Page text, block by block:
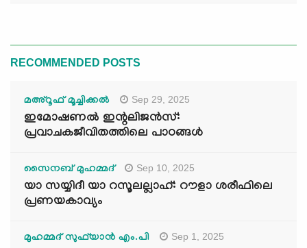
RECOMMENDED POSTS
മഅ്റൂഫ് മൂച്ചിക്കല്‍ Sep 29, 2025
ഇമോഷണൽ ഇന്റലിജൻസ്:
പ്രവാചകജീവിതത്തിലെ പാഠങ്ങൾ
സൈനബ് മുഹമ്മദ് Sep 10, 2025
യാ സയ്യിദീ യാ റസൂലല്ലാഹ്: റൗളാ ശരീഫിലെ
പ്രണയകാവ്യം
മുഹമ്മദ് സുഫ്‌യാൻ എം.പി Sep 1, 2025